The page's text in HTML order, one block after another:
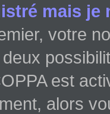
mais je
votre
est
alors